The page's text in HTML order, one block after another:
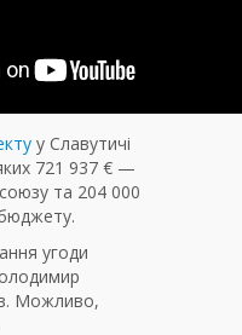
у Славутичі
721 937 € —
та 204 000
угоди
Можливо,